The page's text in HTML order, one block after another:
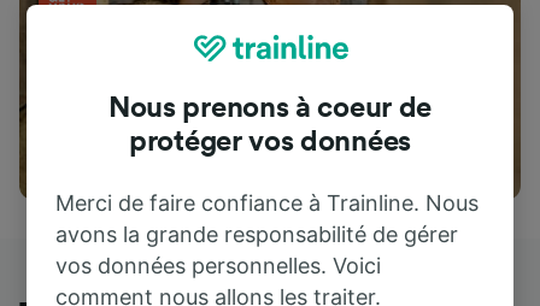
Attractions
Nous prenons à coeur de
protéger vos données
Merci de faire confiance à Trainline. Nous
avons la grande responsabilité de gérer
vos données personnelles. Voici
comment nous allons les traiter.